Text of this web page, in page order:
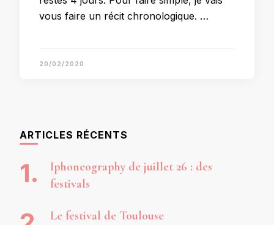
vous faire un récit chronologique. …
20/02/2020
ARTICLES RÉCENTS
Iphoneography de juillet 26 : des
festivals
Le festival de Toulouse